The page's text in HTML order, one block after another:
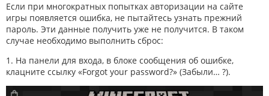
Если при многократных попытках авторизации на сайте
игры появляется ошибка, не пытайтесь узнать прежний
пароль. Эти данные получить уже не получится. В таком
случае необходимо выполнить сброс:
1. На панели для входа, в блоке сообщения об ошибке,
клацните ссылку «Forgot your password?» (Забыли… ?).